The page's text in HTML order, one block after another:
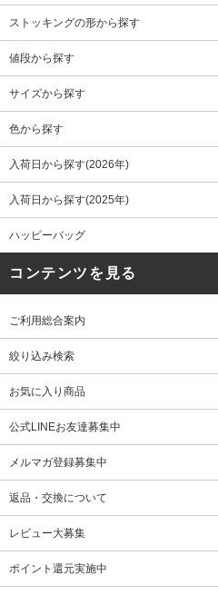
ストッキングの形から探す
値段から探す
サイズから探す
色から探す
入荷日から探す(2026年)
入荷日から探す(2025年)
ハッピーバッグ
コンテンツを見る
ご利用総合案内
絞り込み検索
お気に入り商品
公式LINEお友達募集中
メルマガ登録募集中
返品・交換について
レビュー大募集
ポイント還元実施中